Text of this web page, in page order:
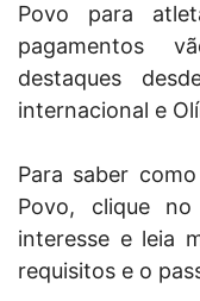
Povo para
pagamentos
destaques
internacional e
Para saber
Povo, clique
interesse e leia
requisitos e o